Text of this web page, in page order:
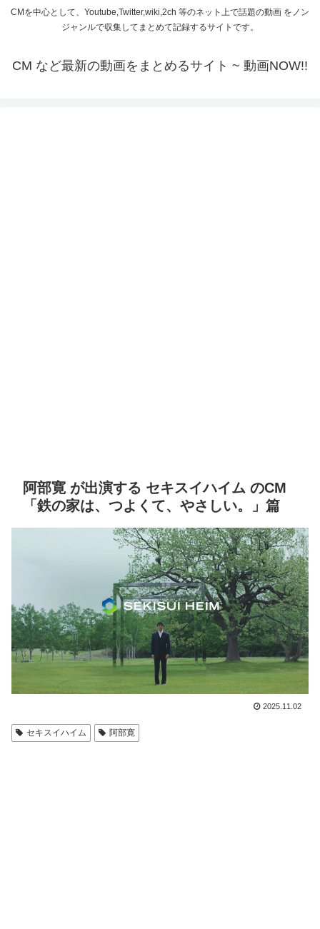
CMを中心として、Youtube,Twitter,wiki,2ch 等のネット上で話題の動画 をノン
ジャンルで収集してまとめて記録するサイトです。
CM など最新の動画をまとめるサイト ~ 動画NOW!!
阿部寛 が出演する セキスイハイム のCM
「鉄の家は、つよくて、やさしい。」篇
2025.11.02
セキスイハイム 阿部寛